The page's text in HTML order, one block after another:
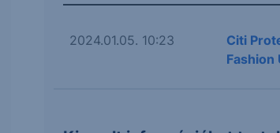
2024.01.05. 10:23
Citi
Fashion